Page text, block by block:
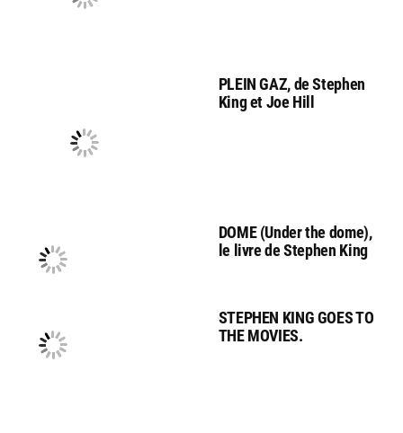
PLEIN GAZ, de Stephen
King et Joe Hill
DOME (Under the dome),
le livre de Stephen King
STEPHEN KING GOES TO
THE MOVIES.